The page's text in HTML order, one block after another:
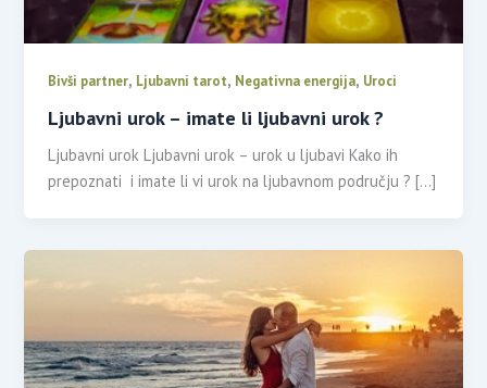
Bivši partner, Ljubavni tarot, Negativna energija, Uroci
Ljubavni urok – imate li ljubavni urok ?
Ljubavni urok Ljubavni urok – urok u ljubavi Kako ih
prepoznati i imate li vi urok na ljubavnom području ? […]